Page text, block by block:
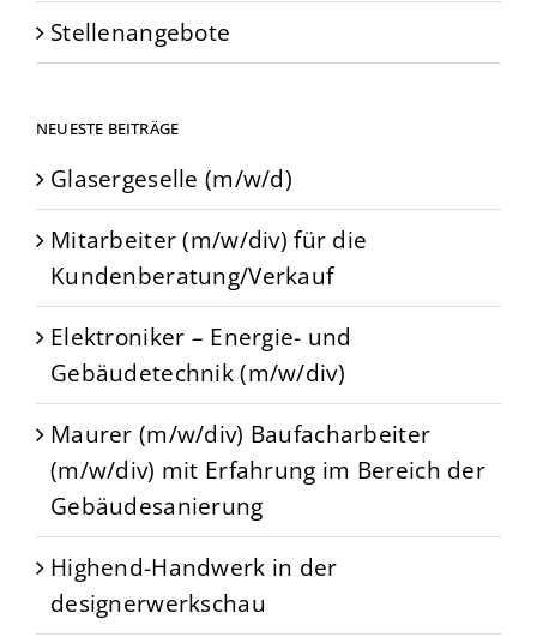
Stellenangebote
NEUESTE BEITRÄGE
Glasergeselle (m/w/d)
Mitarbeiter (m/w/div) für die
Kundenberatung/Verkauf
Elektroniker – Energie- und
Gebäudetechnik (m/w/div)
Maurer (m/w/div) Baufacharbeiter
(m/w/div) mit Erfahrung im Bereich der
Gebäudesanierung
Highend-Handwerk in der
designerwerkschau